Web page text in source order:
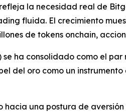
la necesidad real de
fluida. El crecimiento
de tokens onchain,
se ha consolidado como el
del oro como un
una postura de